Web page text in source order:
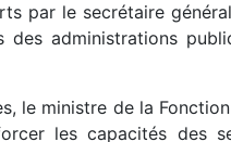
par le secrétaire
administrations
le ministre de la
les capacités